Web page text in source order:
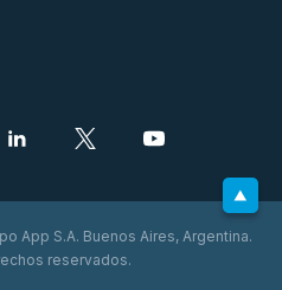
App S.A. Buenos Aires, Argentina.
reservados.